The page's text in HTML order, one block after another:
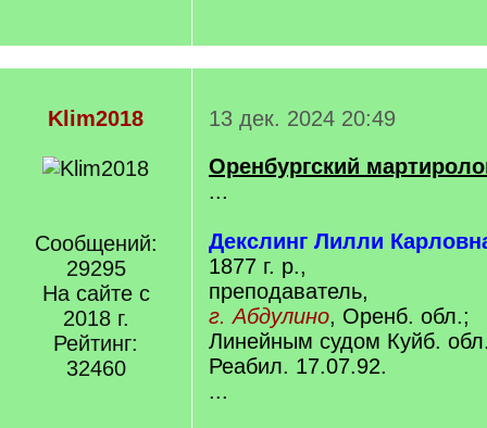
Klim2018
Сообщений:
29295
На сайте с
2018 г.
Рейтинг:
32460
13 дек. 2024 20:49
Оренбургский
...
Декслинг Лилли
1877 г. р.,
преподаватель,
г. Абдулино, Оренб. обл.;
Линейным судом Куйб.
Реабил. 17.07.92.
...